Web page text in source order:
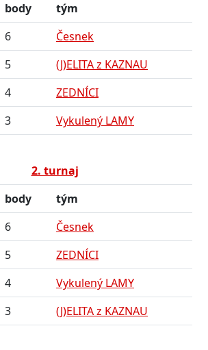
body
tým
6
Česnek
5
(J)ELITA z KAZNAU
4
ZEDNÍCI
3 Vykulený LAMY
2. turnaj
body
tým
6
Česnek
5
ZEDNÍCI
4
Vykulený LAMY
3 (J)ELITA z KAZNAU